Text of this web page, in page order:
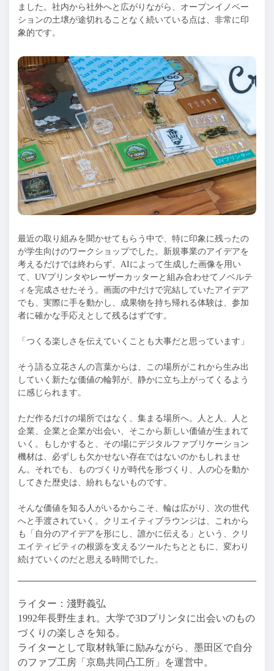
ました。社内から社外へと広がりながら、オープンイノベー
ションの土壌が途切れることなく続いている点は、非常に印
象的です。
最近の取り組みを聞かせてもらう中で、特に印象に残ったの
が学生向けのワークショップでした。新規事業のアイデアを
考えるだけでは終わらず、AIによって生成した画像を用い
て、UVプリンタやレーザーカッターと組み合わせてノベルテ
ィを完成させたそう。画面の中だけで完結していたアイデア
でも、実際に手を動かし、成果物を持ち帰れる体験は、参加
者に確かな手応えとして残るはずです。
「つくる楽しさを伝えていくことも大事だと思っています」
そう語る立花さんの言葉からは、この場所がこれから生み出
していく新たな価値の輪郭が、静かに立ち上がってくるよう
に感じられます。
ただ作るだけの場所ではなく、集まる場所へ。人と人、人と
企業、企業と企業が出会い、そこから新しい価値が生まれて
いく。もしかすると、その場にデジタルファブリケーション
機材は、必ずしも欠かせない存在ではないのかもしれませ
ん。それでも、ものづくりが時代を形づくり、人の心を動か
してきた歴史は、紛れもないものです。
そんな価値を知る人がいるからこそ、輪は広がり、次の世代
へと手渡されていく。クリエイティブラウンジは、これから
も「自分のアイデアを形にし、誰かに伝える」という、クリ
エイティビティの根源を支えるツールたちとともに、変わり
続けていくのだと思える時間でした。
ライター：淺野義弘
1992年長野生まれ。大学で3Dプリンタに出会いのもの
づくりの楽しさを知る。
ライターとして取材執筆に励みながら、墨田区で自分
のファブ工房「京島共同凸工所」を運営中。